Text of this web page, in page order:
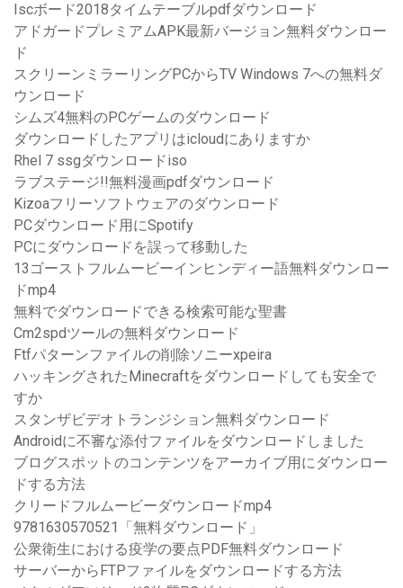
Iscボード2018タイムテーブルpdfダウンロード
アドガードプレミアムAPK最新バージョン無料ダウンロー
ド
スクリーンミラーリングPCからTV Windows 7への無料ダ
ウンロード
シムズ4無料のPCゲームのダウンロード
ダウンロードしたアプリはicloudにありますか
Rhel 7 ssgダウンロードiso
ラブステージ!!無料漫画pdfダウンロード
Kizoaフリーソフトウェアのダウンロード
PCダウンロード用にSpotify
PCにダウンロードを誤って移動した
13ゴーストフルムービーインヒンディー語無料ダウンロー
ドmp4
無料でダウンロードできる検索可能な聖書
Cm2spdツールの無料ダウンロード
Ftfパターンファイルの削除ソニーxpeira
ハッキングされたMinecraftをダウンロードしても安全で
すか
スタンザビデオトランジション無料ダウンロード
Androidに不審な添付ファイルをダウンロードしました
ブログスポットのコンテンツをアーカイブ用にダウンロー
ドする方法
クリードフルムービーダウンロードmp4
9781630570521「無料ダウンロード」
公衆衛生における疫学の要点PDF無料ダウンロード
サーバーからFTPファイルをダウンロードする方法